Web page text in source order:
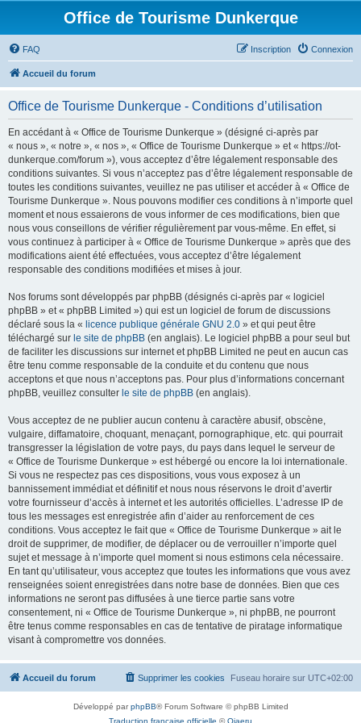
Office de Tourisme Dunkerque
FAQ Connexion
Inscription
Accueil du forum
Office de Tourisme Dunkerque - Conditions d’utilisation
En accédant à « Office de Tourisme Dunkerque » (désigné ci-après par
« nous », « notre », « nos », « Office de Tourisme Dunkerque » et « https://ot-
dunkerque.com/forum »), vous acceptez d’être légalement responsable des
conditions suivantes. Si vous n’acceptez pas d’être légalement responsable de
toutes les conditions suivantes, veuillez ne pas utiliser et accéder à « Office de
Tourisme Dunkerque ». Nous pouvons modifier ces conditions à n’importe quel
moment et nous essaierons de vous informer de ces modifications, bien que
nous vous conseillons de vérifier régulièrement par vous-même. En effet, si
vous continuez à participer à « Office de Tourisme Dunkerque » après que des
modifications aient été effectuées, vous acceptez d’être légalement
responsable des conditions modifiées et mises à jour.
Nos forums sont développés par phpBB (désignés ci-après par « logiciel
phpBB » et « phpBB Limited ») qui est un logiciel de forum de discussions
déclaré sous la « licence publique générale GNU 2.0 » et qui peut être
téléchargé sur le site de phpBB (en anglais). Le logiciel phpBB a pour seul but
de faciliter les discussions sur internet et phpBB Limited ne peut en aucun cas
être tenu comme responsable de la conduite et du contenu que nous
acceptons et que nous n’acceptons pas. Pour plus d’informations concernant
phpBB, veuillez consulter le site de phpBB (en anglais).
Vous acceptez de ne publier aucun contenu à caractère abusif, obscène,
vulgaire, diffamatoire, choquant, menaçant, pornographique, etc. qui pourrait
transgresser la législation de votre pays, du pays dans lequel le serveur de
« Office de Tourisme Dunkerque » est hébergé ou encore la loi internationale.
Si vous ne respectez pas ces dispositions, vous vous exposez à un
bannissement immédiat et définitif et nous nous réservons le droit d’avertir
votre fournisseur d’accès à internet et les autorités officielles. L’adresse IP de
tous les messages est enregistrée afin d’aider au renforcement de ces
conditions. Vous acceptez le fait que « Office de Tourisme Dunkerque » ait le
droit de supprimer, de modifier, de déplacer ou de verrouiller n’importe quel
sujet et message à n’importe quel moment si nous estimons cela nécessaire.
En tant qu’utilisateur, vous acceptez que toutes les informations que vous avez
renseignées soient enregistrées dans notre base de données. Bien que ces
informations ne seront pas diffusées à une tierce partie sans votre
consentement, ni « Office de Tourisme Dunkerque », ni phpBB, ne pourront
être tenus comme responsables en cas de tentative de piratage informatique
visant à compromettre vos données.
Accueil du forum Fuseau horaire sur UTC+02:00
Supprimer les cookies
Développé parphpBB® Forum Software © phpBB Limited
Traduction française officielle ©Qiaeru